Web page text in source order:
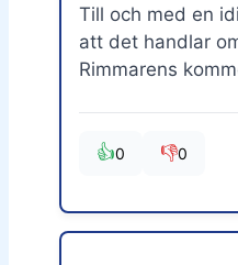
Till och med en
att det handlar
Rimmarens
👍0 👎0